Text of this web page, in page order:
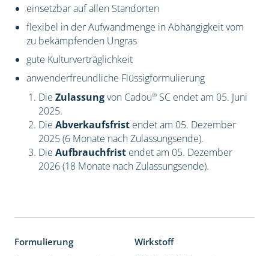
einsetzbar auf allen Standorten
flexibel in der Aufwandmenge in Abhängigkeit vom
zu bekämpfenden Ungras
gute Kulturverträglichkeit
anwenderfreundliche Flüssigformulierung
Die Zulassungvon Cadou®SC endet am 05. Juni
2025.
Die Abverkaufsfristendet am 05. Dezember
2025 (6 Monate nach Zulassungsende).
Die Aufbrauchfristendet am 05. Dezember
2026 (18 Monate nach Zulassungsende).
Formulierung Wirkstoff